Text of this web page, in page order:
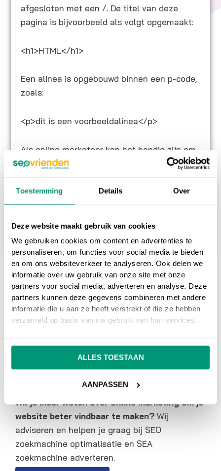
Toestemming Details Over
Deze website maakt gebruik van cookies
We gebruiken cookies om content en advertenties te
personaliseren, om functies voor social media te bieden
en om ons websiteverkeer te analyseren. Ook delen we
informatie over uw gebruik van onze site met onze
partners voor social media, adverteren en analyse. Deze
partners kunnen deze gegevens combineren met andere
informatie die u aan ze heeft verstrekt of die ze hebben
verzameld op basis van uw gebruik van hun services.
ALLES TOESTAAN
AANPASSEN
Op onsonline marketing blogvind je
interessante artikelen over online marketing, of
ga terug naar onsonline marketing
Heb je nog vragen overHTML, neem dan gerust
Wil je meer weten over online marketing om je
website beter vindbaar te maken? Wij
adviseren en helpen je graag bij SEO
zoekmachine optimalisatie en SEA
zoekmachine adverteren.
afgesloten met een /. De titel van deze
pagina is bijvoorbeeld als volgt opgemaakt:
<h1>HTML</h1>
Een alinea is opgebouwd binnen een p-code,
zoals:
<p>dit is een voorbeeldalinea</p>
Als online marketeer kan het handig zijn om
basiskennis te hebben van HTML, CSS en
wordt, kan een programmeur uitkomst
bieden. Op de website van w3schools.com
wordt.